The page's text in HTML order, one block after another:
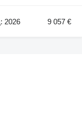
2026 9 057 €